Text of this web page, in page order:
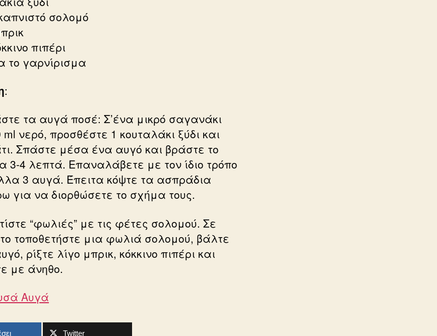
σολομό
πιπέρι
το γαρνίρισμα
:
τα αυγά ποσέ: Σ’ένα μικρό σαγανάκι
ml νερό, προσθέστε 1 κουταλάκι ξύδι και
Σπάστε μέσα ένα αυγό και βράστε το
3-4 λεπτά. Επαναλάβετε με τον ίδιο τρόπο
3 αυγά. Έπειτα κόψτε τα ασπράδια
για να διορθώσετε το σχήμα τους.
“φωλιές” με τις φέτες σολομού. Σε
τοποθετήστε μια φωλιά σολομού, βάλτε
ρίξτε λίγο μπρικ, κόκκινο πιπέρι και
με άνηθο.
Αυγά
Twitter